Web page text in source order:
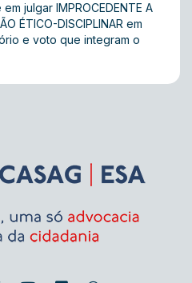
julgar IMPROCEDENTE A
ÉTICO-DISCIPLINAR em
e voto que integram o